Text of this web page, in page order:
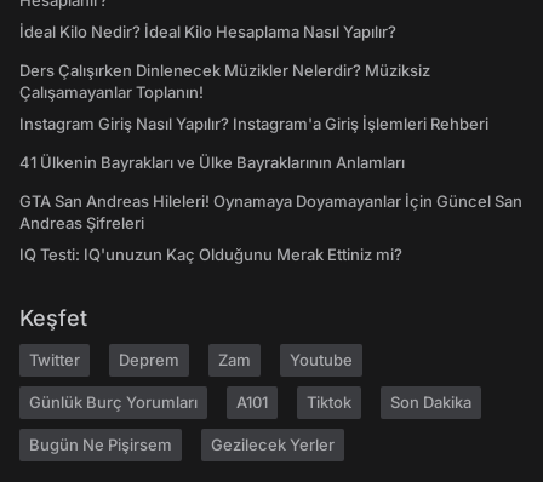
İdeal Kilo Nedir? İdeal Kilo Hesaplama Nasıl Yapılır?
Ders Çalışırken Dinlenecek Müzikler Nelerdir? Müziksiz
Çalışamayanlar Toplanın!
Instagram Giriş Nasıl Yapılır? Instagram'a Giriş İşlemleri Rehberi
41 Ülkenin Bayrakları ve Ülke Bayraklarının Anlamları
GTA San Andreas Hileleri! Oynamaya Doyamayanlar İçin Güncel San
Andreas Şifreleri
IQ Testi: IQ'unuzun Kaç Olduğunu Merak Ettiniz mi?
Keşfet
Twitter Deprem Zam Youtube
Günlük Burç Yorumları A101 Tiktok Son Dakika
Bugün Ne Pişirsem Gezilecek Yerler